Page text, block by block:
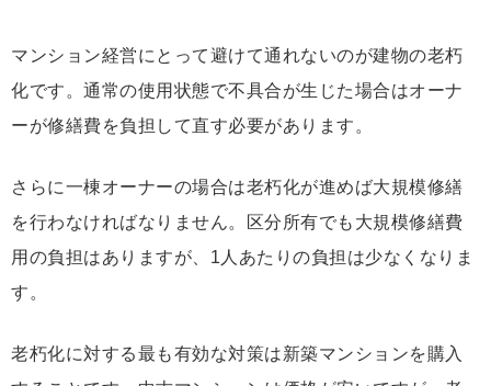
マンション経営にとって避けて通れないのが建物の老朽
化です。通常の使用状態で不具合が生じた場合はオーナ
ーが修繕費を負担して直す必要があります。
さらに一棟オーナーの場合は老朽化が進めば大規模修繕
を行わなければなりません。区分所有でも大規模修繕費
用の負担はありますが、1人あたりの負担は少なくなりま
す。
老朽化に対する最も有効な対策は新築マンションを購入